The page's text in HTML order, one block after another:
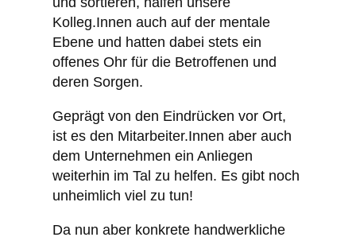
Kolleg.Innen auch auf der mentale
Ebene und hatten dabei stets ein
offenes Ohr für die Betroffenen und
deren Sorgen.
Geprägt von den Eindrücken vor Ort,
ist es den Mitarbeiter.Innen aber auch
dem Unternehmen ein Anliegen
weiterhin im Tal zu helfen. Es gibt noch
unheimlich viel zu tun!
Da nun aber konkrete handwerkliche